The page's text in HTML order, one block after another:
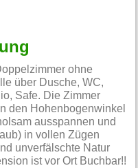
ohne
über Dusche, WC,
Safe. Die Zimmer
den Hohenbogenwinkel
ausspannen und
in vollen Zügen
unverfälschte Natur
ist vor Ort Buchbar!!